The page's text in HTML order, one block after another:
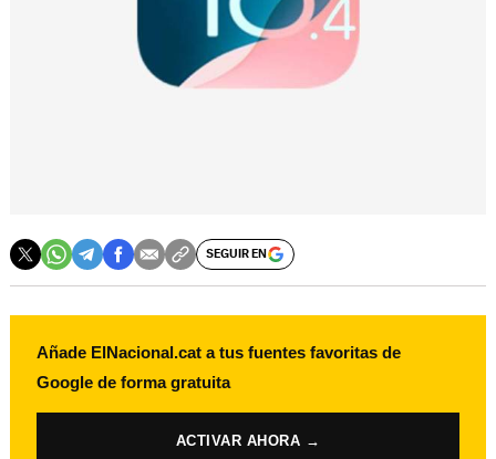
SEGUIR EN
Añade ElNacional.cat a tus fuentes favoritas de
Google de forma gratuita
ACTIVAR AHORA →